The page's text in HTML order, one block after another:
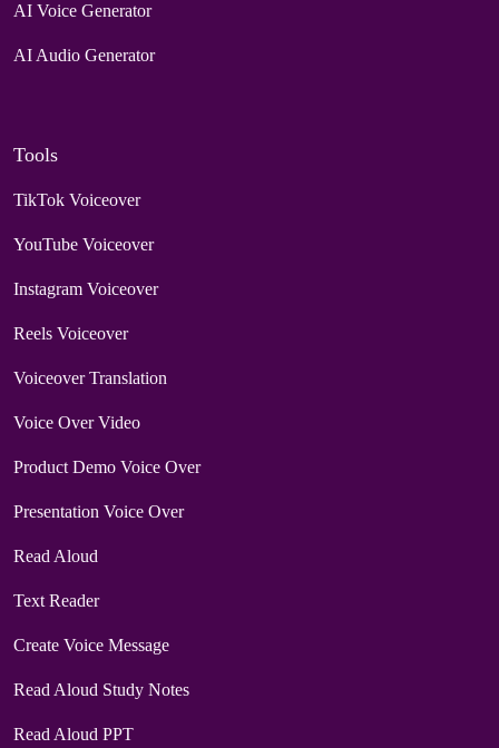
AI Voice Generator
AI Audio Generator
Tools
TikTok Voiceover
YouTube Voiceover
Instagram Voiceover
Reels Voiceover
Voiceover Translation
Voice Over Video
Product Demo Voice Over
Presentation Voice Over
Read Aloud
Text Reader
Create Voice Message
Read Aloud Study Notes
Read Aloud PPT